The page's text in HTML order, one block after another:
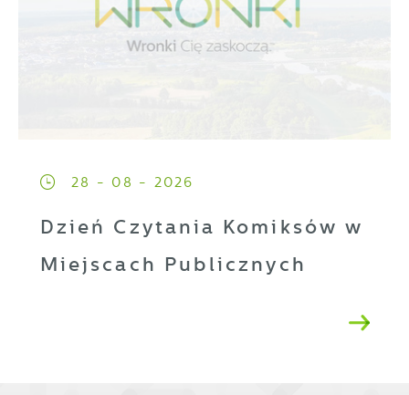
28 - 08 - 2026
Dzień Czytania Komiksów w
Miejscach Publicznych